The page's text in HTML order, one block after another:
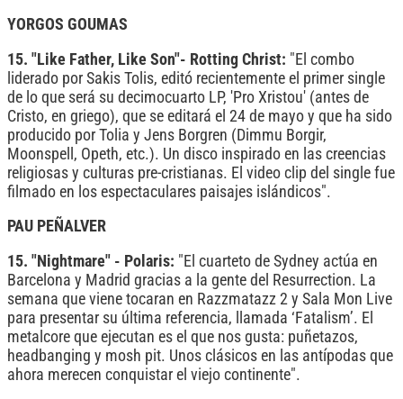
YORGOS GOUMAS
15. "Like Father, Like Son"- Rotting Christ: "El combo
liderado por Sakis Tolis, editó recientemente el primer single
de lo que será su decimocuarto LP, 'Pro Xristou' (antes de
Cristo, en griego), que se editará el 24 de mayo y que ha sido
producido por Tolia y Jens Borgren (Dimmu Borgir,
Moonspell, Opeth, etc.). Un disco inspirado en las creencias
religiosas y culturas pre-cristianas. El video clip del single fue
filmado en los espectaculares paisajes islándicos".
PAU PEÑALVER
15. "Nightmare" - Polaris: "El cuarteto de Sydney actúa en
Barcelona y Madrid gracias a la gente del Resurrection. La
semana que viene tocaran en Razzmatazz 2 y Sala Mon Live
para presentar su última referencia, llamada ‘Fatalism’. El
metalcore que ejecutan es el que nos gusta: puñetazos,
headbanging y mosh pit. Unos clásicos en las antípodas que
ahora merecen conquistar el viejo continente".